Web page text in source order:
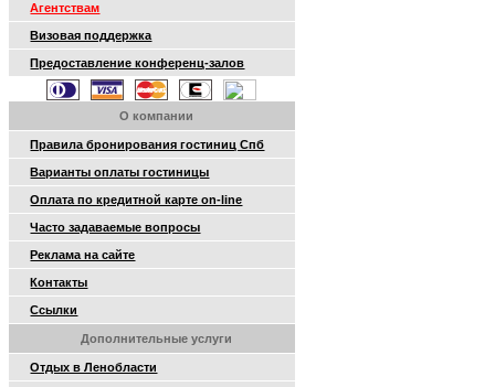
Агентствам
Визовая поддержка
Предоставление конференц-залов
О компании
Правила бронирования гостиниц Спб
Варианты оплаты гостиницы
Оплата по кредитной карте on-line
Часто задаваемые вопросы
Реклама на сайте
Контакты
Ссылки
Дополнительные услуги
Отдых в Ленобласти